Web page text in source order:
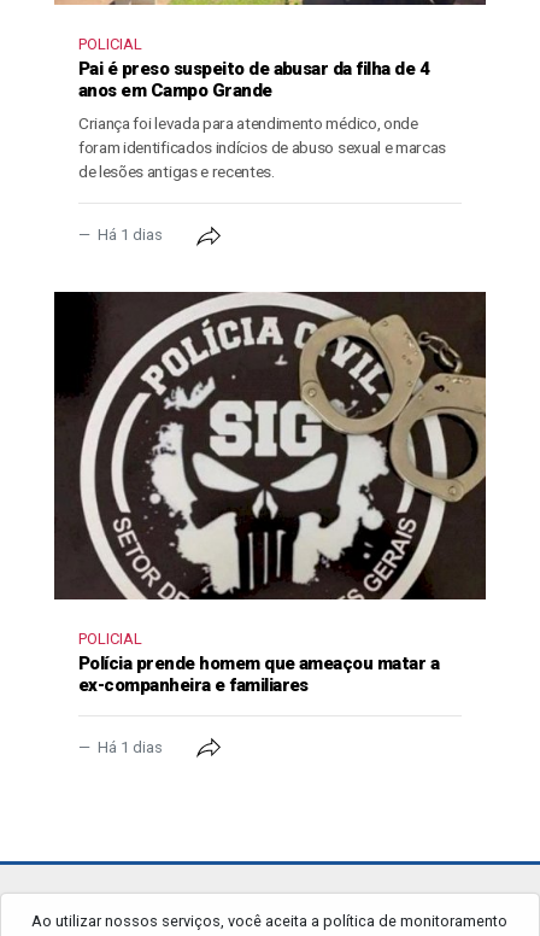
POLICIAL
Pai é preso suspeito de abusar da filha de 4
anos em Campo Grande
Criança foi levada para atendimento médico, onde
foram identificados indícios de abuso sexual e marcas
de lesões antigas e recentes.
Há 1 dias
POLICIAL
Polícia prende homem que ameaçou matar a
ex-companheira e familiares
Há 1 dias
Ao utilizar nossos serviços, você aceita a política de monitoramento
jornalgrandourados.com.br